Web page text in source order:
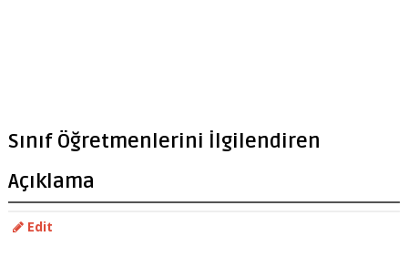
Sınıf Öğretmenlerini İlgilendiren
Açıklama
Edit